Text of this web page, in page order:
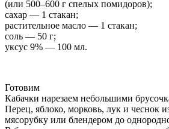
(или 500–600 г спелых помидоров);
сахар — 1 стакан;
растительное масло — 1 стакан;
соль — 50 г;
уксус 9% — 100 мл.
Готовим
Кабачки нарезаем небольшими
Перец, яблоко, морковь, лук и чеснок
мясорубку или блендером до